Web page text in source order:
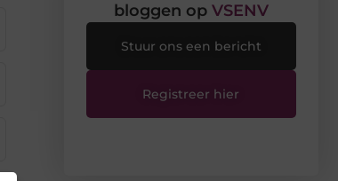
bloggen op VSENV
Stuur ons een bericht
Registreer hier